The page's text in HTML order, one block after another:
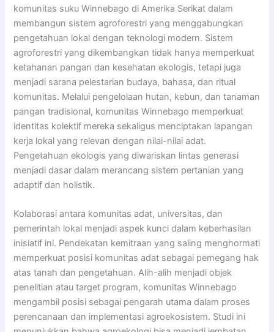
komunitas suku Winnebago di Amerika Serikat dalam
membangun sistem agroforestri yang menggabungkan
pengetahuan lokal dengan teknologi modern. Sistem
agroforestri yang dikembangkan tidak hanya memperkuat
ketahanan pangan dan kesehatan ekologis, tetapi juga
menjadi sarana pelestarian budaya, bahasa, dan ritual
komunitas. Melalui pengelolaan hutan, kebun, dan tanaman
pangan tradisional, komunitas Winnebago memperkuat
identitas kolektif mereka sekaligus menciptakan lapangan
kerja lokal yang relevan dengan nilai-nilai adat.
Pengetahuan ekologis yang diwariskan lintas generasi
menjadi dasar dalam merancang sistem pertanian yang
adaptif dan holistik.
Kolaborasi antara komunitas adat, universitas, dan
pemerintah lokal menjadi aspek kunci dalam keberhasilan
inisiatif ini. Pendekatan kemitraan yang saling menghormati
memperkuat posisi komunitas adat sebagai pemegang hak
atas tanah dan pengetahuan. Alih-alih menjadi objek
penelitian atau target program, komunitas Winnebago
mengambil posisi sebagai pengarah utama dalam proses
perencanaan dan implementasi agroekosistem. Studi ini